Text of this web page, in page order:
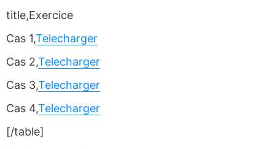
title,Exercice
Cas 1,Telecharger
Cas 2,Telecharger
Cas 3,Telecharger
Cas 4,Telecharger
[/table]